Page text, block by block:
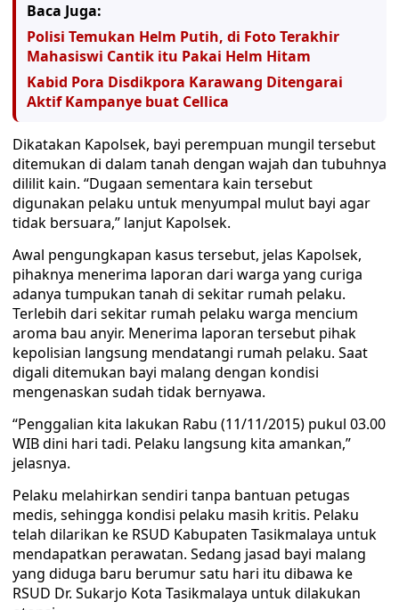
Baca Juga:
Polisi Temukan Helm Putih, di Foto Terakhir
Mahasiswi Cantik itu Pakai Helm Hitam
Kabid Pora Disdikpora Karawang Ditengarai
Aktif Kampanye buat Cellica
Dikatakan Kapolsek, bayi perempuan mungil tersebut
ditemukan di dalam tanah dengan wajah dan tubuhnya
dililit kain. “Dugaan sementara kain tersebut
digunakan pelaku untuk menyumpal mulut bayi agar
tidak bersuara,” lanjut Kapolsek.
Awal pengungkapan kasus tersebut, jelas Kapolsek,
pihaknya menerima laporan dari warga yang curiga
adanya tumpukan tanah di sekitar rumah pelaku.
Terlebih dari sekitar rumah pelaku warga mencium
aroma bau anyir. Menerima laporan tersebut pihak
kepolisian langsung mendatangi rumah pelaku. Saat
digali ditemukan bayi malang dengan kondisi
mengenaskan sudah tidak bernyawa.
“Penggalian kita lakukan Rabu (11/11/2015) pukul 03.00
WIB dini hari tadi. Pelaku langsung kita amankan,”
jelasnya.
Pelaku melahirkan sendiri tanpa bantuan petugas
medis, sehingga kondisi pelaku masih kritis. Pelaku
telah dilarikan ke RSUD Kabupaten Tasikmalaya untuk
mendapatkan perawatan. Sedang jasad bayi malang
yang diduga baru berumur satu hari itu dibawa ke
RSUD Dr. Sukarjo Kota Tasikmalaya untuk dilakukan